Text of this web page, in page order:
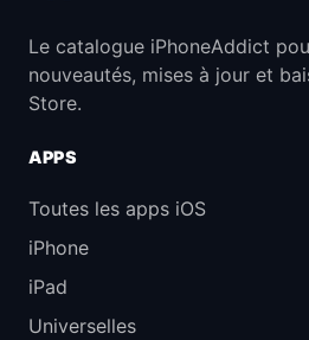
Le catalogue iPhoneAddict
nouveautés, mises à jour et
Store.
APPS
Toutes les apps iOS
iPhone
iPad
Universelles